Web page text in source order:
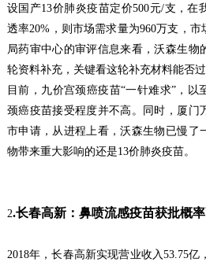
设国产13价肺炎疫苗定价500元/支，在
透率20% ，则市场需求量为960万支，市
局药审中心的审评信息来看，沃森生物
轮资料补充，关键看这轮补充材料能否过
目前，九价宫颈癌疫苗“一针难求”，
颈癌疫苗接受程度并不高。同时，厦门
市申请，从进程上看，沃森生物已慢了
物带来重大影响的还是13价肺炎疫苗。
2.长春高新： 鼻喷流感疫苗获批概
2018年，长春高新实现营业收入53.75亿